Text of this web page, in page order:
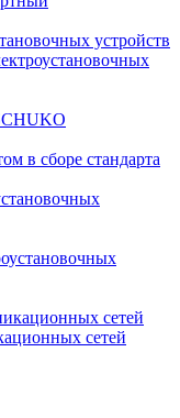
устройств
в сборе стандарта
сетей